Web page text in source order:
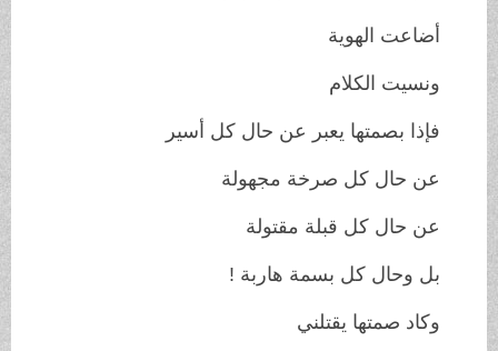
أضاعت الهوية
ونسيت الكلام
فإذا بصمتها يعبر عن حال كل أسير
عن حال كل صرخة مجهولة
عن حال كل قبلة مقتولة
بل وحال كل بسمة هاربة !
وكاد صمتها يقتلني